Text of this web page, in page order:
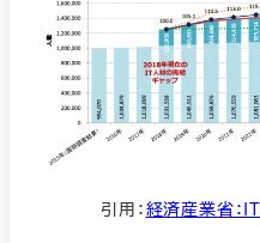
引用：経済産業省：